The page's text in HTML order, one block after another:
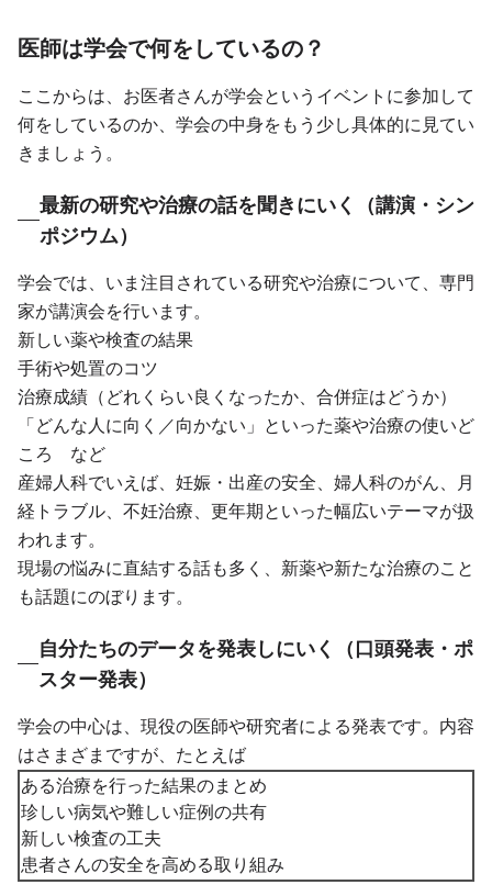
医師は学会で何をしているの？
ここからは、お医者さんが学会というイベントに参加して
何をしているのか、学会の中身をもう少し具体的に見てい
きましょう。
最新の研究や治療の話を聞きにいく（講演・シン
ポジウム）
学会では、いま注目されている研究や治療について、専門
家が講演会を行います。
新しい薬や検査の結果
手術や処置のコツ
治療成績（どれくらい良くなったか、合併症はどうか）
「どんな人に向く／向かない」といった薬や治療の使いど
ころ など
産婦人科でいえば、妊娠・出産の安全、婦人科のがん、月
経トラブル、不妊治療、更年期といった幅広いテーマが扱
われます。
現場の悩みに直結する話も多く、新薬や新たな治療のこと
も話題にのぼります。
自分たちのデータを発表しにいく（口頭発表・ポ
スター発表）
学会の中心は、現役の医師や研究者による発表です。内容
はさまざまですが、たとえば
ある治療を行った結果のまとめ
珍しい病気や難しい症例の共有
新しい検査の工夫
患者さんの安全を高める取り組み